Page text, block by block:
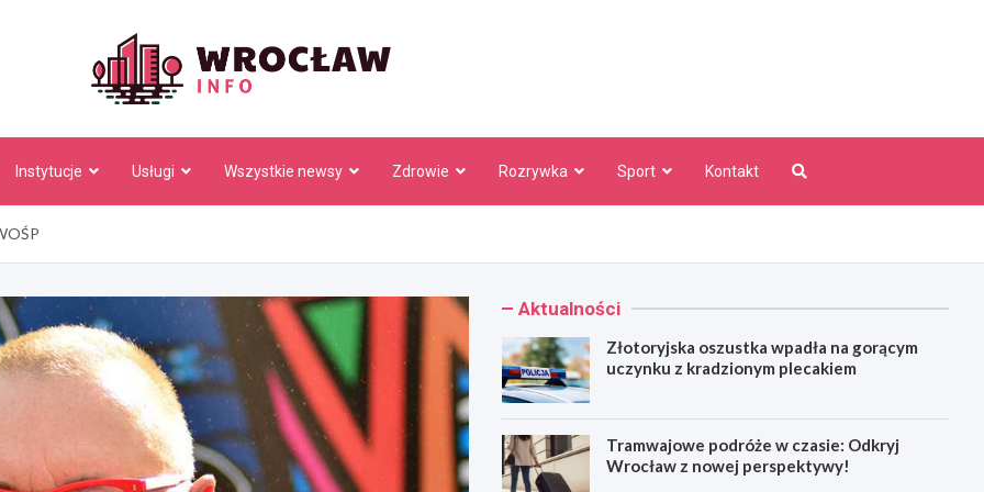
Instytucje Usługi Wszystkie newsy Zdrowie Rozrywka Sport Kontakt
Aktualności
Złotoryjska oszustka wpadła na gorącym
uczynku z kradzionym plecakiem
Tramwajowe podróże w czasie: Odkryj
Wrocław z nowej perspektywy!